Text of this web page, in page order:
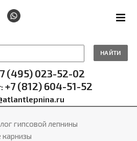
НАЙТИ
(495) 023-52-02
+7 (812) 604-51-52
гипсовой лепнины
карнизы